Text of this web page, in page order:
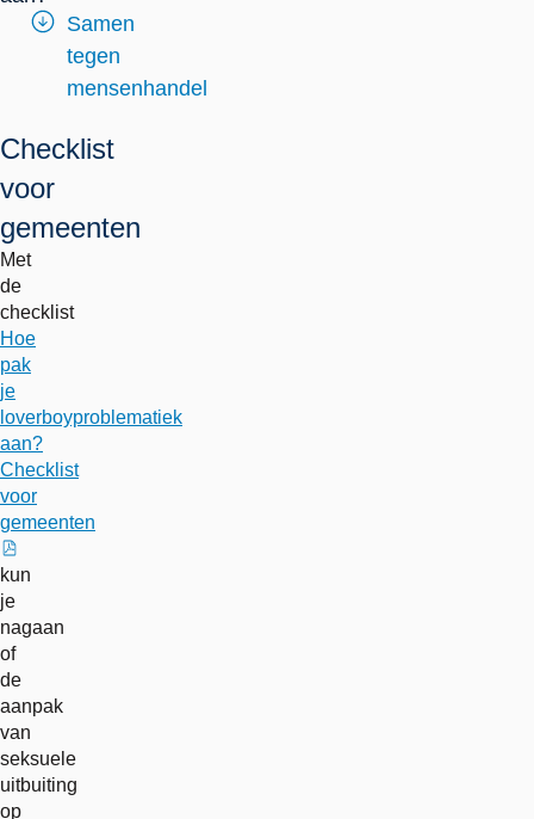
Samen
tegen
mensenhandel
Checklist
voor
gemeenten
Met
de
checklist
Hoe
pak
je
loverboyproblematiek
aan?
Checklist
voor
gemeenten
externe
link
kun
je
nagaan
of
de
aanpak
van
seksuele
uitbuiting
op